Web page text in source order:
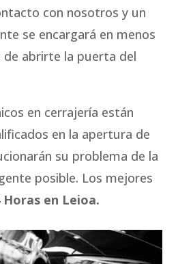
con nosotros y un
se encargará en menos
abrirte la puerta del
en cerrajería están
en la apertura de
su problema de la
posible. Los mejores
en Leioa.